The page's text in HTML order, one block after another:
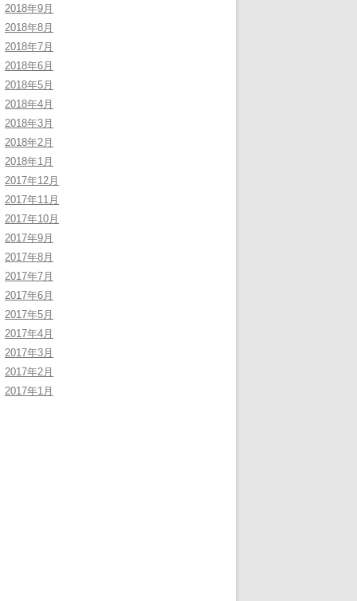
2018年9月
2018年8月
2018年7月
2018年6月
2018年5月
2018年4月
2018年3月
2018年2月
2018年1月
2017年12月
2017年11月
2017年10月
2017年9月
2017年8月
2017年7月
2017年6月
2017年5月
2017年4月
2017年3月
2017年2月
2017年1月